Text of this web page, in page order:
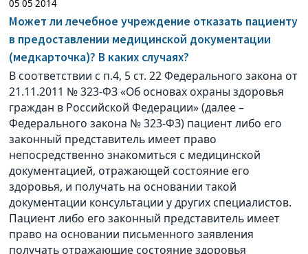
05 05 2014
Может ли лечебное учреждение отказать пациенту
в предоставлении медицинской документации
(медкарточка)? В каких случаях?
В соответствии с п.4, 5 ст. 22 Федерального закона от
21.11.2011 № 323-ФЗ «Об основах охраны здоровья
граждан в Российской Федерации» (далее –
Федерального закона № 323-ФЗ) пациент либо его
законный представитель имеет право
непосредственно знакомиться с медицинской
документацией, отражающей состояние его
здоровья, и получать на основании такой
документации консультации у других специалистов.
Пациент либо его законный представитель имеет
право на основании письменного заявления
получать отражающие состояние здоровья